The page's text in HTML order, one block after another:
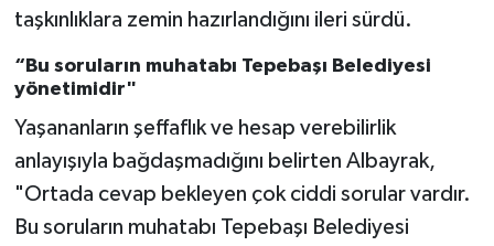
taşkınlıklara zemin hazırlandığını ileri sürdü.
“Bu soruların muhatabı Tepebaşı Belediyesi
yönetimidir"
Yaşananların şeffaflık ve hesap verebilirlik
anlayışıyla bağdaşmadığını belirten Albayrak,
"Ortada cevap bekleyen çok ciddi sorular vardır.
Bu soruların muhatabı Tepebaşı Belediyesi